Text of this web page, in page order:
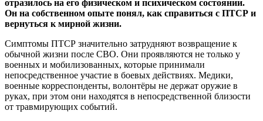
отразилось на его физическом и психическом состоянии.
Он на собственном опыте понял, как справиться с ПТСР и
вернуться к мирной жизни.
Симптомы ПТСР значительно затрудняют возвращение к
обычной жизни после СВО. Они проявляются не только у
военных и мобилизованных, которые принимали
непосредственное участие в боевых действиях. Медики,
военные корреспонденты, волонтёры не держат оружие в
руках, при этом они находятся в непосредственной близости
от травмирующих событий.